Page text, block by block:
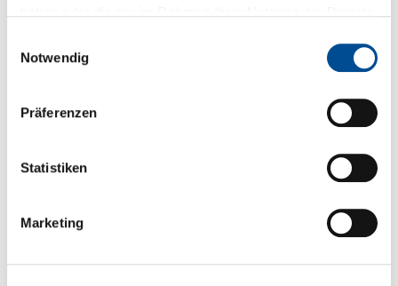
Notwendig
Präferenzen
Statistiken
Marketing